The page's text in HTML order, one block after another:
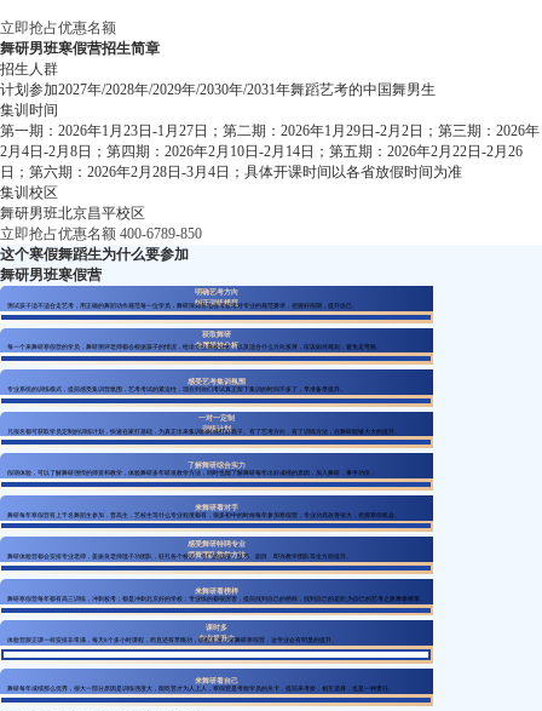
立即抢占优惠名额
舞研男班寒假营招生简章
招生人群
计划参加2027年/2028年/2029年/2030年/2031年舞蹈艺考的中国舞男生
集训时间
第一期：2026年1月23日-1月27日；第二期：2026年1月29日-2月2日；第三期：2026年
2月4日-2月8日；第四期：2026年2月10日-2月14日；第五期：2026年2月22日-2月26
日；第六期：2026年2月28日-3月4日；具体开课时间以各省放假时间为准
集训校区
舞研男班北京昌平校区
立即抢占优惠名额 400-6789-850
这个寒假舞蹈生为什么要参加
舞研男班寒假营
明确艺考方向
纠正训练规范
测试孩子适不适合走艺考，用正确的舞蹈动作规范每一位学员，舞研深知各地省考校考对专业的规范要求，把握好假期，提升自己。
获取舞研
专属择校分析
每一个来舞研寒假营的学员，舞研测评老师都会根据孩子的情况，给出专业择校分析，以及适合什么方向发展，应该如何规划，避免走弯路。
感受艺考集训氛围
专业系统的训练模式，提前感受集训营氛围，艺考考试的紧迫性，现在到你们考试真正留下集训的时间不多了，早准备早提升。
一对一定制
训练计划
凡报名都可获取学员定制的训练计划，快速在家打基础，为真正出来集训的时候打好底子。有了艺考方向，有了训练方法，在舞研能够大大的提升。
了解舞研综合实力
假期体验，可以了解舞研强悍的师资和教学，体验舞研多年研发教学方法，同时也能了解舞研每年出好成绩的原因，加入舞研，事半功倍；
来舞研看对手
舞研每年寒假营有上千名舞蹈生参加，普高生，艺校生等什么专业程度都有，很多初中的时候每年参加寒假营，专业功底改善很大，把握寒假机会。
感受舞研特聘专业
师资团队教学方法
舞研体验营都会安排专业老师，姜振良老师毯子功团队，驻扎各个校区，专门的软度、技巧、剧目、即兴教学团队等全方面提升。
来舞研看榜样
舞研寒假营每年都有高三训练，冲刺校考；都是冲刺北京好的学校；专业练的都很厉害，提前找到自己的榜样，找到自己的差距,为自己的艺考之路摩拳擦掌。
课时多
专业提升大
体验营跟正课一样安排非常满，每天8个多小时课程，而且还有早晚功，课程丰富，来舞研寒假营，这专业会有明显的提升。
来舞研看自己
舞研每年成绩那么优秀，很大一部分原因是训练强度大，能吃苦才为人上人，寒假营是考验学员的关卡，提前来考察，相互选择，也是一种责任。